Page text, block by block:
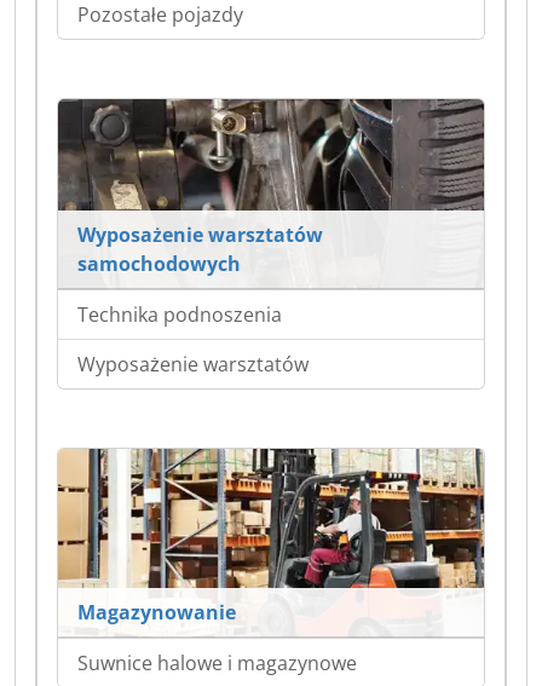
Pozostałe pojazdy
Wyposażenie warsztatów
samochodowych
Technika podnoszenia
Wyposażenie warsztatów
Magazynowanie
Suwnice halowe i magazynowe